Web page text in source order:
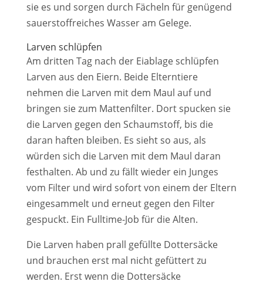
sie es und sorgen durch Fächeln für genügend
sauerstoffreiches Wasser am Gelege.
Larven schlüpfen
Am dritten Tag nach der Eiablage schlüpfen
Larven aus den Eiern. Beide Elterntiere
nehmen die Larven mit dem Maul auf und
bringen sie zum Mattenfilter. Dort spucken sie
die Larven gegen den Schaumstoff, bis die
daran haften bleiben. Es sieht so aus, als
würden sich die Larven mit dem Maul daran
festhalten. Ab und zu fällt wieder ein Junges
vom Filter und wird sofort von einem der Eltern
eingesammelt und erneut gegen den Filter
gespuckt. Ein Fulltime-Job für die Alten.
Die Larven haben prall gefüllte Dottersäcke
und brauchen erst mal nicht gefüttert zu
werden. Erst wenn die Dottersäcke